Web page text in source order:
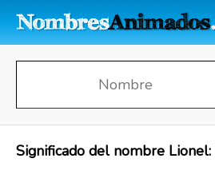
Significado del nombre